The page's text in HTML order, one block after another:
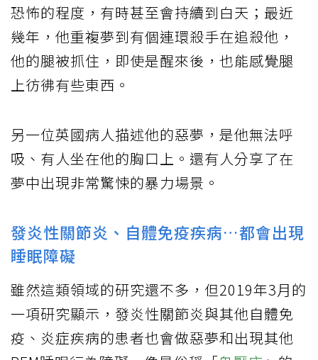
恐怖的程度，有時甚至會持續到白天；最近
幾年，他重複夢到有個連環殺手在追殺他，
他的腿被抓住，即使是醒來後，也能感覺腿
上彷彿有些東西。
另一位英國病人描述他的惡夢，是他無法呼
吸、有人坐在他的胸口上。還有人分享了在
夢中出現非常驚悚的暴力場景。
發炎性關節炎、自體免疫疾病…都會出現
睡眠障礙
雖然這類領域的研究還不多，但2019年3月的
一項研究顯示，發炎性關節炎與其他自體免
疫、炎症疾病的患者也會做惡夢和出現其他